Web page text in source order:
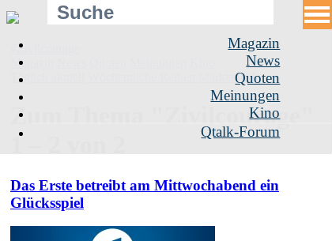
Magazin
News
Quoten
Meinungen
Kino
Qtalk-Forum
#Zivilcourage
Magazin
Täglich aktuell
Marktanteile
Zum Thema "Zivilcourage"
1 – 2 von 2
Das Erste betreibt am Mittwochabend ein
Glücksspiel